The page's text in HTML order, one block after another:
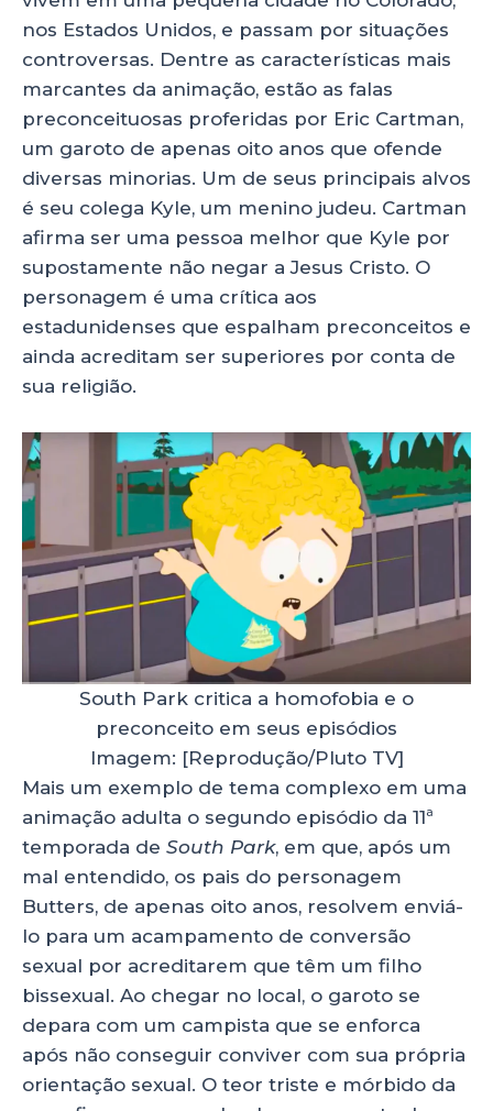
nos Estados Unidos, e passam por situações
controversas. Dentre as características mais
marcantes da animação, estão as falas
preconceituosas proferidas por Eric Cartman,
um garoto de apenas oito anos que ofende
diversas minorias. Um de seus principais alvos
é seu colega Kyle, um menino judeu. Cartman
afirma ser uma pessoa melhor que Kyle por
supostamente não negar a Jesus Cristo. O
personagem é uma crítica aos
estadunidenses que espalham preconceitos e
ainda acreditam ser superiores por conta de
sua religião.
South Park critica a homofobia e o
preconceito em seus episódios
Imagem: [Reprodução/Pluto TV]
Mais um exemplo de tema complexo em uma
animação adulta o segundo episódio da 11ª
temporada de South Park, em que, após um
mal entendido, os pais do personagem
Butters, de apenas oito anos, resolvem enviá-
lo para um acampamento de conversão
sexual por acreditarem que têm um filho
bissexual. Ao chegar no local, o garoto se
depara com um campista que se enforca
após não conseguir conviver com sua própria
orientação sexual. O teor triste e mórbido da